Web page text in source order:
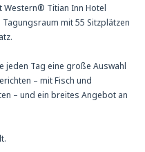
Western® Titian Inn Hotel
mit 55 Sitzplätzen
jeden Tag eine große Auswahl
– mit Fisch und
– und ein breites Angebot an